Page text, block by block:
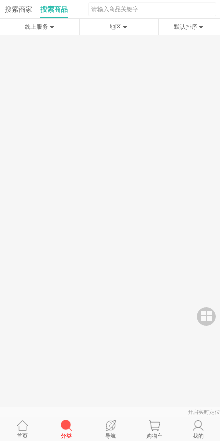
搜索商家 搜索商品
线上服务 地区 默认排序
开启实时定位
首页 分类 导航 购物车 我的